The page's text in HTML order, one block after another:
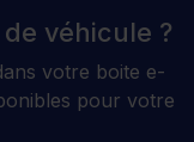
véhicule ?
votre boite e-
pour votre